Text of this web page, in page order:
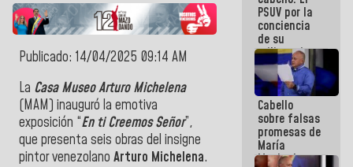
Publicado: 14/04/2025 09:14 AM
La Casa Museo Arturo Michelena
(MAM) inauguró la emotiva
exposición “En ti Creemos Señor”,
que presenta seis obras del insigne
pintor venezolano Arturo Michelena.
PSUV por la
conciencia
de su
militancia
es la
organización
política más
sólida de
Venezuela
Cabello
sobre falsas
promesas de
María
Machado: